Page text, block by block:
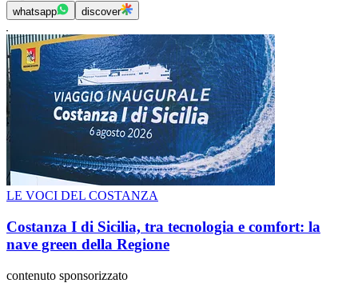
whatsapp discover
LE VOCI DEL COSTANZA
Costanza I di Sicilia, tra tecnologia e comfort: la
nave green della Regione
contenuto sponsorizzato